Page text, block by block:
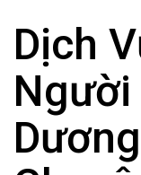
Dịch
Người